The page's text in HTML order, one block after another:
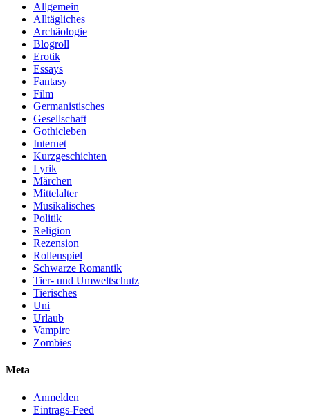
Allgemein
Alltägliches
Archäologie
Blogroll
Erotik
Essays
Fantasy
Film
Germanistisches
Gesellschaft
Gothicleben
Internet
Kurzgeschichten
Lyrik
Märchen
Mittelalter
Musikalisches
Politik
Religion
Rezension
Rollenspiel
Schwarze Romantik
Tier- und Umweltschutz
Tierisches
Uni
Urlaub
Vampire
Zombies
Meta
Anmelden
Eintrags-Feed